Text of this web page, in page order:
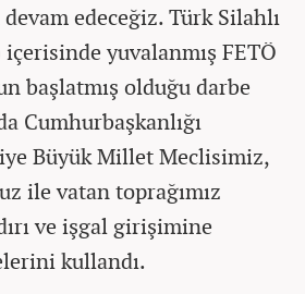
edeceğiz. Türk Silahlı
yuvalanmış FETÖ
başlatmış olduğu darbe
Cumhurbaşkanlığı
Büyük Millet Meclisimiz,
ile vatan toprağımız
ve işgal girişimine
kullandı.